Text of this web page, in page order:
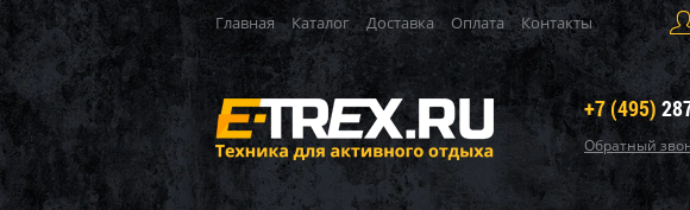
Главная Каталог Доставка Оплата Контакты
+7 (495)
Обратный